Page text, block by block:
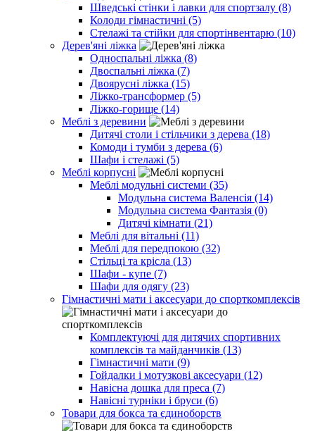
Шведські стінки і лавки для спортзалу (8)
Колоди гімнастичні (5)
Стелажі та стійки для спортінвентарю (10)
Дерев'яні ліжка
Односпальні ліжка (8)
Двоспальні ліжка (7)
Двоярусні ліжка (15)
Ліжко-трансформер (5)
Ліжко-горище (14)
Меблі з деревини
Дитячі столи і стільчики з дерева (18)
Комоди і тумби з дерева (6)
Шафи і стелажі (5)
Меблі корпусні
Меблі модульні системи (35)
Модульна система Валенсія (14)
Модульна система Фантазія (0)
Дитячі кімнати (21)
Меблі для вітальні (11)
Меблі для передпокою (32)
Стільці та крісла (13)
Шафи - купе (7)
Шафи для одягу (23)
Гімнастичні мати і аксесуари до спорткомплексів
Комплектуючі для дитячих спортивних
комплексів та майданчиків (13)
Гімнастичні мати (9)
Гойдалки і мотузкові аксесуари (12)
Навісна дошка для преса (7)
Навісні турніки і бруси (6)
Товари для бокса та єдиноборств